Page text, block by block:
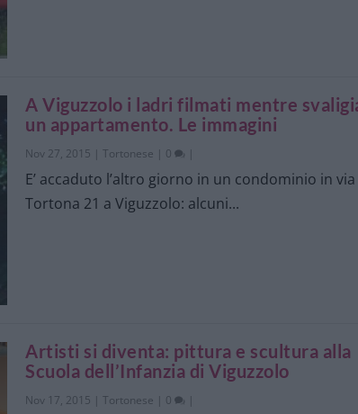
A Viguzzolo i ladri filmati mentre
un appartamento. Le immagini
Nov 27, 2015 Tortonese 0
E’ accaduto l’altro giorno in un condominio in via
Tortona 21 a Viguzzolo: alcuni...
Artisti si diventa: pittura e scultura alla
Scuola dell’Infanzia di Viguzzolo
Nov 17, 2015 Tortonese 0